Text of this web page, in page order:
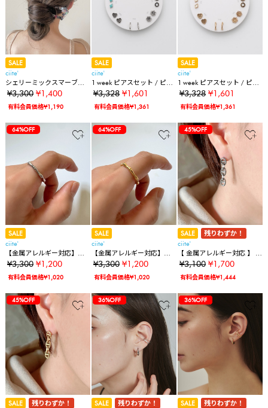
SALE
ciite'
シェリーミックスマーブル
かんざし
¥3,300 ¥1,400
有料会員価格¥1,190
SALE
ciite'
1 week ピアスセット / ピア
ス7セット
¥3,328 ¥1,601
有料会員価格¥1,361
SALE
ciite'
1 week ピアスセット / ピア
ス7セット
¥3,328 ¥1,601
有料会員価格¥1,361
64%OFF
SALE
ciite'
【金属アレルギー対応】バ
ンブーリング サージカル
¥3,300 ¥1,200
有料会員価格¥1,020
64%OFF
SALE
ciite'
【金属アレルギー対応】バ
ンブーリング サージカル
¥3,300 ¥1,200
有料会員価格¥1,020
64%OFF
45%OFF
SALE
残りわずか！
ciite'
【 金属アレルギー対応 】 ア
ンカーチェーンピアス サー
¥3,100 ¥1,700
有料会員価格¥1,444
64%OFF
45%OFF
45%OFF
SALE
残りわずか！
64%OFF
45%OFF
45%OFF
36%OFF
SALE
残りわずか！
64%OFF
45%OFF
45%OFF
36%OFF
36%OFF
SALE
残りわずか！